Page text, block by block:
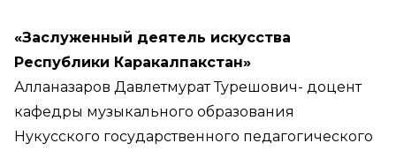
«Заслуженный деятель искусства
Республики Каракалпакстан»
Алланазаров Давлетмурат Турешович- доцент
кафедры музыкального образования
Нукусского государственного педагогического